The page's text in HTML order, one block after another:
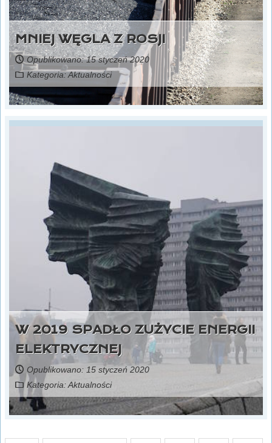
MNIEJ WĘGLA Z ROSJI
Opublikowano: 15 styczeń 2020
Kategoria:Aktualności
W 2019 SPADŁO ZUŻYCIE ENERGII
ELEKTRYCZNEJ
Opublikowano: 15 styczeń 2020
Kategoria:Aktualności